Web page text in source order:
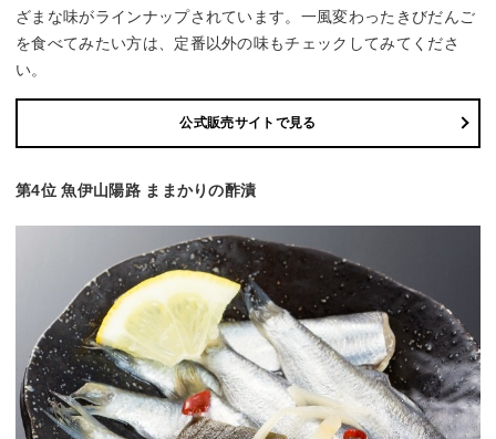
ざまな味がラインナップされています。一風変わったきびだんご
を食べてみたい方は、定番以外の味もチェックしてみてくださ
い。
公式販売サイトで見る
第4位 魚伊山陽路 ままかりの酢漬